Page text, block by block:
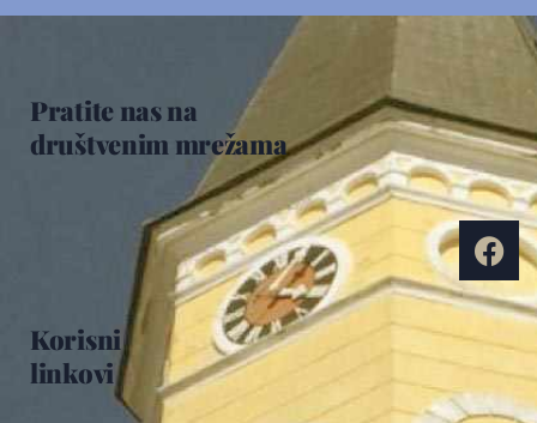
Korisni
linkovi
Pratite nas na
društvenim mrežama